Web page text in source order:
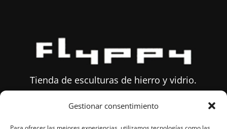
Gestionar consentimiento
Tienda de esculturas de hierro y vidrio.
Sobre Flyppy